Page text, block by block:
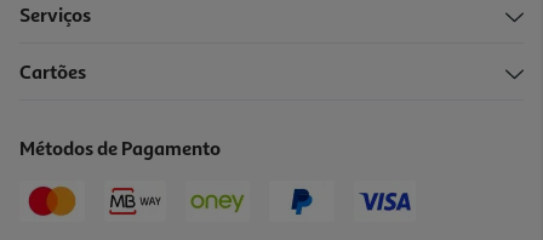
Serviços
Cartões
Métodos de Pagamento